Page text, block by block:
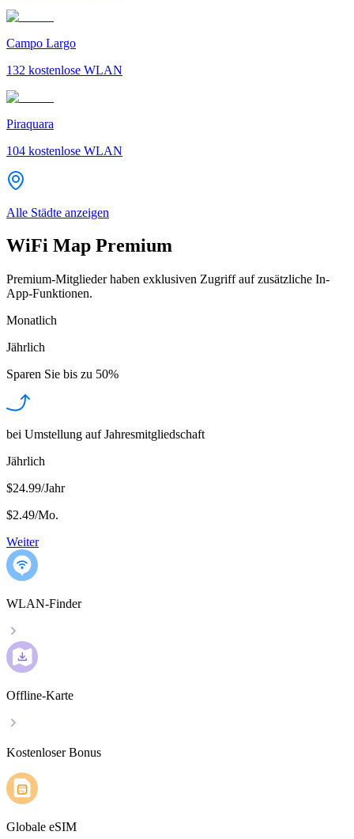
Campo Largo
132 kostenlose WLAN
Piraquara
104 kostenlose WLAN
Alle Städte anzeigen
WiFi Map Premium
Premium-Mitglieder haben exklusiven Zugriff auf zusätzliche In-
App-Funktionen.
Monatlich
Jährlich
Sparen Sie bis zu 50%
bei Umstellung auf Jahresmitgliedschaft
Jährlich
$24.99/Jahr
$2.49/Mo.
Weiter
WLAN-Finder
Offline-Karte
Kostenloser Bonus
Globale eSIM